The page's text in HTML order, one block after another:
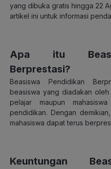
yang dibuka gratis hingga 22
artikel ini untuk informasi
Apa itu
Berprestasi?
Beasiswa Pendidikan
beasiswa yang diadakan
pelajar maupun
pendidikan. Dengan
mahasiswa dapat terus
Keuntungan